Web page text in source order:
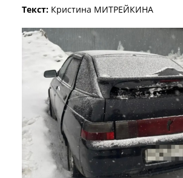
Текст: Кристина МИТРЕЙКИНА